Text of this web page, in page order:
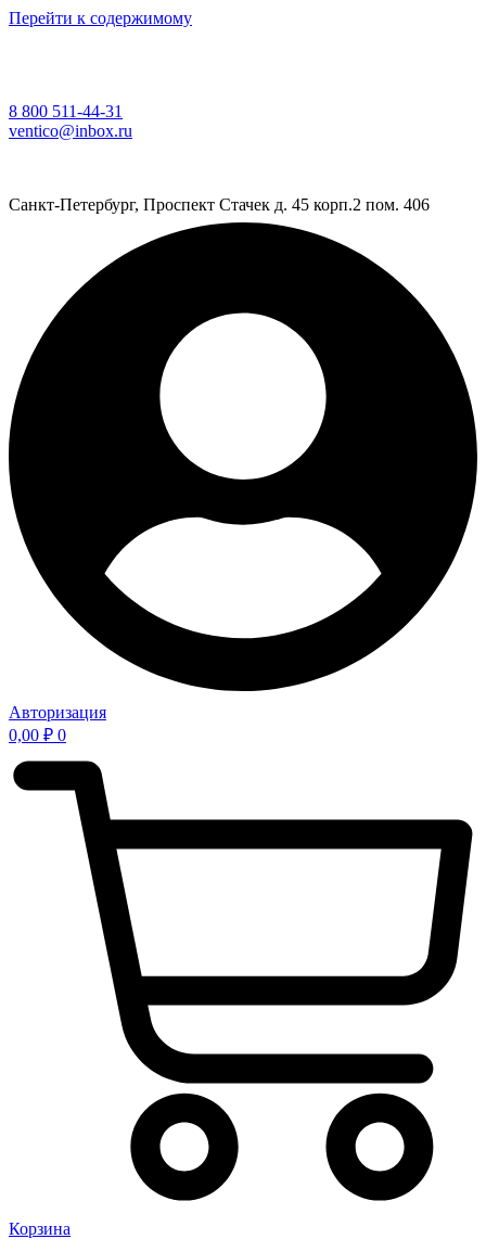
Перейти к содержимому
8 800 511-44-31
ventico@inbox.ru
Санкт-Петербург, Проспект Стачек д. 45 корп.2 пом. 406
Авторизация
0,00 ₽ 0
Корзина